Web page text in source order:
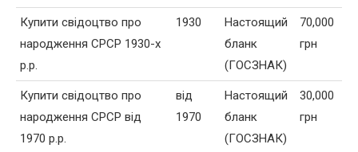
Купити свідоцтво про
народження СРСР 1930-х
р.р.
1930
Настоящий
бланк
(ГОСЗНАК)
70,000
грн
Купити свідоцтво про
народження СРСР від
1970 р.р.
від
1970
Настоящий
бланк
(ГОСЗНАК)
30,000
грн